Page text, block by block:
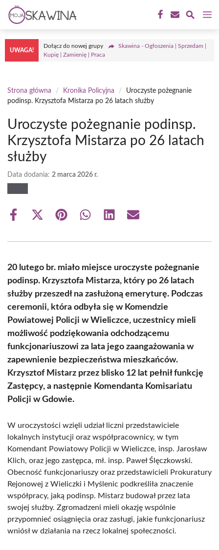
Przejdź
treści
UWAGA!
Dołącz do nowej grupy
Skawina - Ogłoszenia | Sprzedam |
Kupię | Zamienię | Praca
Strona główna / Kronika Policyjna /
Uroczyste pożegnanie
podinsp. Krzysztofa Mistarza po 26 latach służby
Uroczyste pożegnanie podinsp.
Krzysztofa Mistarza po 26 latach
służby
Data dodania: 2 marca 2026 r.
Share
Share
(Twitter)
Share Share Share Share
20 lutego br. miało miejsce uroczyste pożegnanie
podinsp. Krzysztofa Mistarza, który po 26 latach
służby przeszedł na zasłużoną emeryturę. Podczas
ceremonii, która odbyła się w Komendzie
Powiatowej Policji w Wieliczce, uczestnicy mieli
możliwość podziękowania odchodzącemu
funkcjonariuszowi za lata jego zaangażowania w
zapewnienie bezpieczeństwa mieszkańców.
Krzysztof Mistarz przez blisko 12 lat pełnił funkcję
Zastępcy, a następnie Komendanta Komisariatu
Policji w Gdowie.
W uroczystości wzięli udział liczni przedstawiciele
lokalnych instytucji oraz współpracownicy, w tym
Komendant Powiatowy Policji w Wieliczce, insp. Jarosław
Klich, oraz jego zastępca, mł. insp. Paweł Ślęczkowski.
Obecność funkcjonariuszy oraz przedstawicieli Prokuratury
Rejonowej z Wieliczki i Myślenic podkreśliła znaczenie
współpracy, jaką podinsp. Mistarz budował przez lata
swojej służby. Zgromadzeni mieli okazję wspólnie
przypomnieć osiągnięcia oraz zasługi, jakie funkcjonariusz
wniósł w działania na rzecz lokalnej społeczności.